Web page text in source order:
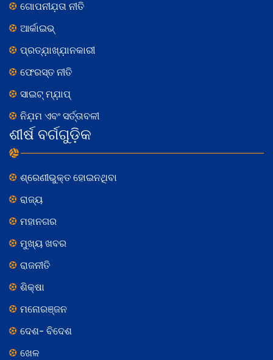
ଗୋପନୀଯ଼ତା ନୀତି
ଆର୍କାଇଭ୍
ପ୍ରତ୍ଯ଼ାଖ୍ଯ଼ାନକାରୀ
ଫେରସ୍ତ ନୀତି
ସାଇଟ୍ ମ୍ଯ଼ାପ୍
ନିଯ଼ମ ଏବଂ ସର୍ତ୍ତାବଳୀ
ଶୀର୍ଷ ବର୍ଗଗୁଡ଼ିକ
ଶ୍ରେଣୀଭୁକ୍ତ ହୋଇନଥିବା
ରାଜ୍ୟ
ମହାନଗର
ମୁଖ୍ୟ ଖବର
ରାଜନୀତି
ଶିକ୍ଷା
ମନୋରଞ୍ଜନ
ଦେଶ- ବିଦେଶ
ଖେଳ